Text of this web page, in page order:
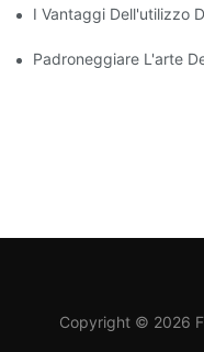
I Vantaggi Dell'utilizzo
Padroneggiare L'arte
Copyright © 2026